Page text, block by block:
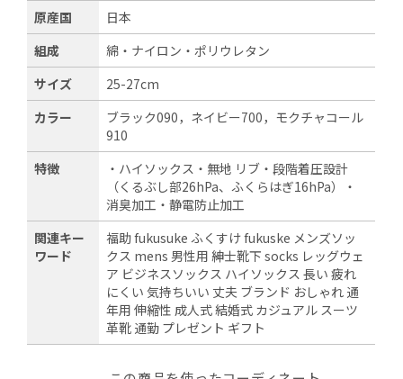
原産国
日本
組成
綿・ナイロン・ポリウレタン
サイズ
25-27cm
カラー
ブラック090，ネイビー700，モクチャコール
910
特徴
・ハイソックス・無地 リブ・段階着圧設計
（くるぶし部26hPa、ふくらはぎ16hPa）・
消臭加工・静電防止加工
関連キー
ワード
福助 fukusuke ふくすけ fukuske メンズソッ
クス mens 男性用 紳士靴下 socks レッグウェ
ア ビジネスソックス ハイソックス 長い 疲れ
にくい 気持ちいい 丈夫 ブランド おしゃれ 通
年用 伸縮性 成人式 結婚式 カジュアル スーツ
革靴 通勤 プレゼント ギフト